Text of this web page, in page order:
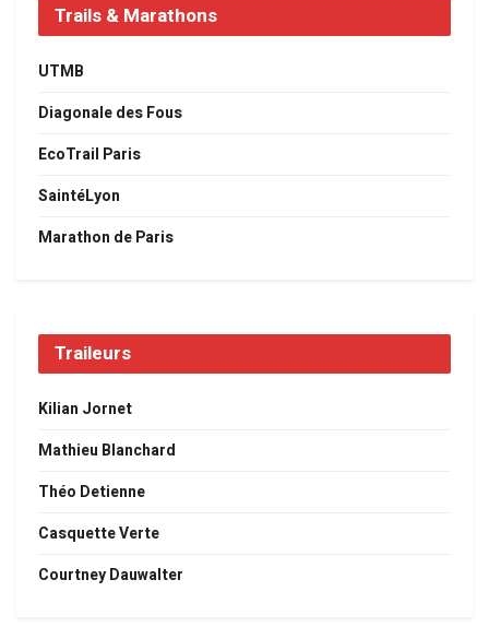
Trails & Marathons
UTMB
Diagonale des Fous
EcoTrail Paris
SaintéLyon
Marathon de Paris
Traileurs
Kilian Jornet
Mathieu Blanchard
Théo Detienne
Casquette Verte
Courtney Dauwalter